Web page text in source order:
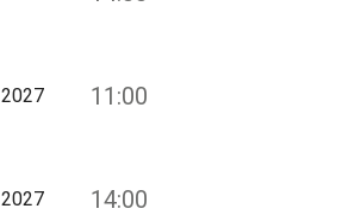
2027 11:00
2027 14:00